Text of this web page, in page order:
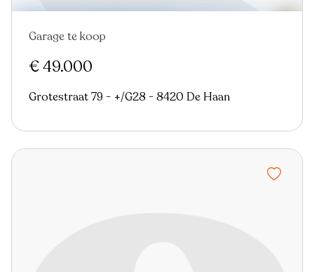
Nieuw
Garage te koop
€ 49.000
Grotestraat 79 - +/G28 - 8420 De Haan